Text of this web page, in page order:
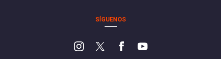
SÍGUENOS